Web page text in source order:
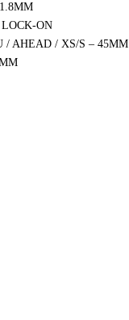
ON
/ AHEAD / XS/S – 45MM